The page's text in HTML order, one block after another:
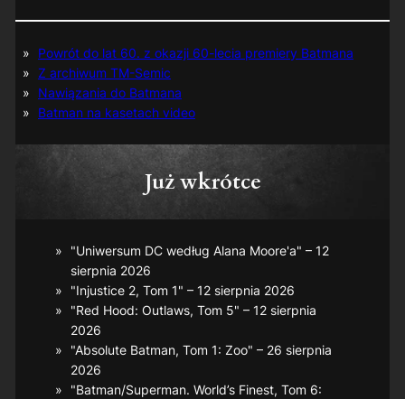
Powrót do lat 60. z okazji 60-lecia premiery Batmana
Z archiwum TM-Semic
Nawiązania do Batmana
Batman na kasetach video
Już wkrótce
"Uniwersum DC według Alana Moore'a" – 12
sierpnia 2026
"Injustice 2, Tom 1" – 12 sierpnia 2026
"Red Hood: Outlaws, Tom 5" – 12 sierpnia
2026
"Absolute Batman, Tom 1: Zoo" – 26 sierpnia
2026
"Batman/Superman. World’s Finest, Tom 6: